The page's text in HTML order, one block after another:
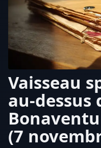
Vaisseau
au-dessus
(7